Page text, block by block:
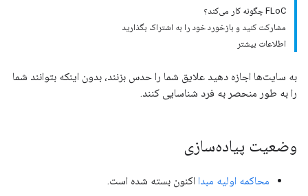
FLoC چگونه کار می‌کند؟
مشارکت کنید و بازخورد خود را به اشتراک بگذارید
اطلاعات بیشتر
به سایت‌ها اجازه دهید علایق شما را حدس بزنند، بدون اینکه بتوانند شما
را به طور منحصر به فرد شناسایی کنند.
وضعیت پیاده‌سازی
محاکمه اولیه مبدا اکنون بسته شده است.